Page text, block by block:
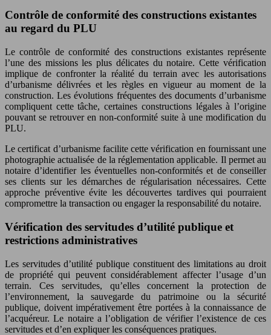
Contrôle de conformité des constructions existantes
au regard du PLU
Le contrôle de conformité des constructions existantes représente
l’une des missions les plus délicates du notaire. Cette vérification
implique de confronter la réalité du terrain avec les autorisations
d’urbanisme délivrées et les règles en vigueur au moment de la
construction. Les évolutions fréquentes des documents d’urbanisme
compliquent cette tâche, certaines constructions légales à l’origine
pouvant se retrouver en non-conformité suite à une modification du
PLU.
Le certificat d’urbanisme facilite cette vérification en fournissant une
photographie actualisée de la réglementation applicable. Il permet au
notaire d’identifier les éventuelles non-conformités et de conseiller
ses clients sur les démarches de régularisation nécessaires. Cette
approche préventive évite les découvertes tardives qui pourraient
compromettre la transaction ou engager la responsabilité du notaire.
Vérification des servitudes d’utilité publique et
restrictions administratives
Les servitudes d’utilité publique constituent des limitations au droit
de propriété qui peuvent considérablement affecter l’usage d’un
terrain. Ces servitudes, qu’elles concernent la protection de
l’environnement, la sauvegarde du patrimoine ou la sécurité
publique, doivent impérativement être portées à la connaissance de
l’acquéreur. Le notaire a l’obligation de vérifier l’existence de ces
servitudes et d’en expliquer les conséquences pratiques.